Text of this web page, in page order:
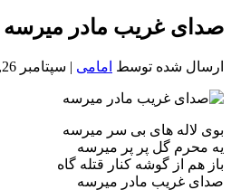
خون
شمال
صدای غریب مادر میرسه
ارسال شده توسط امامی | سپتامبر 26, 2019
بوی لاله های بی سر میرسه
یه محرم گل پر پر میرسه
باز هم از گوشه کنار قتله گاه
صدای غریب مادر میرسه